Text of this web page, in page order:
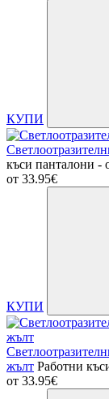
КУПИ
къси панталони -
от 33.95€
КУПИ
жълт Работни
от 33.95€